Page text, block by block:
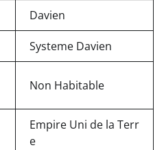
Davien
Systeme Davien
Non Habitable
Empire Uni de la Terr
e